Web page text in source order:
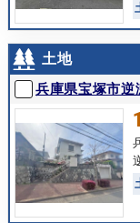
土地
兵庫県宝塚市逆